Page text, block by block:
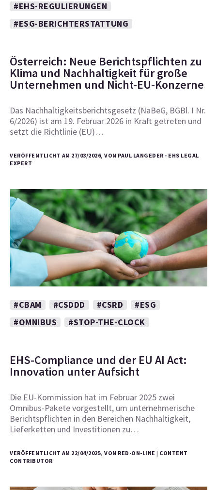
#EHS-REGULIERUNGEN
#ESG-BERICHTERSTATTUNG
Österreich: Neue Berichtspflichten zu
Klima und Nachhaltigkeit für große
Unternehmen und Nicht-EU-Konzerne
Das Nachhaltigkeitsberichtsgesetz (NaBeG, BGBl. I Nr.
6/2026) ist am 19. Februar 2026 in Kraft getreten und
setzt die Richtlinie (EU)…
VERÖFFENTLICHT AM 27/03/2026, VON PAUL LANGEDER - EHS LEGAL
EXPERT
#CBAM #CSDDD #CSRD
#ESG
#OMNIBUS
#STOP-THE-CLOCK
EHS-Compliance und der EU AI Act:
Innovation unter Aufsicht
Die EU-Kommission hat im Februar 2025 zwei
Omnibus-Pakete vorgestellt, um unternehmerische
Berichtspflichten in den Bereichen Nachhaltigkeit,
Lieferketten und Investitionen zu…
VERÖFFENTLICHT AM 22/04/2025, VON RED-ON-LINE | CONTENT
CONTRIBUTOR